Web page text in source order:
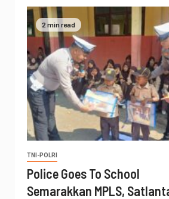
2 min read
TNI-POLRI
Police Goes To School
Semarakkan MPLS,